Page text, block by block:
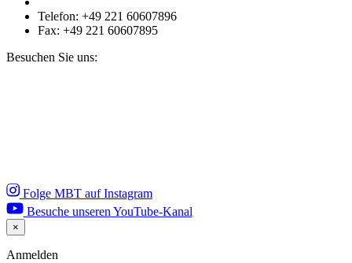
Telefon: +49 221 60607896
Fax: +49 221 60607895
Besuchen Sie uns:
Folge MBT auf Instagram
Besuche unseren YouTube-Kanal
×
Close
Anmelden